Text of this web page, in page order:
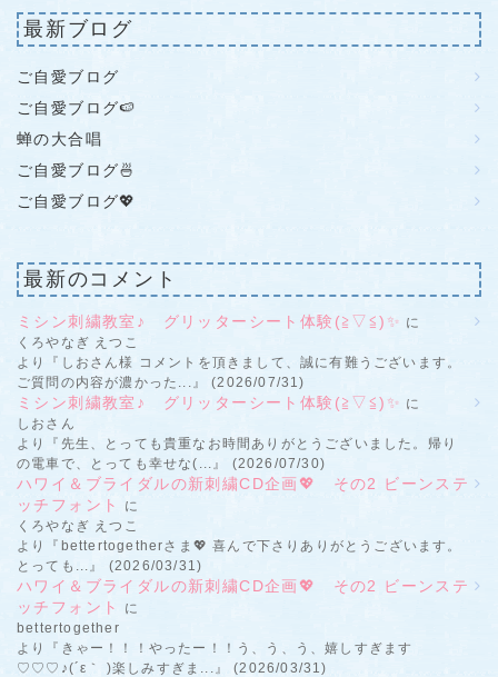
最新ブログ
ご自愛ブログ
ご自愛ブログ🍉
蝉の大合唱
ご自愛ブログ🍜
ご自愛ブログ💖
最新のコメント
ミシン刺繍教室♪ グリッターシート体験(≧▽≦)✨ に
くろやなぎ えつこ
より『しおさん様 コメントを頂きまして、誠に有難うございます。
ご質問の内容が濃かった...』 (2026/07/31)
ミシン刺繍教室♪ グリッターシート体験(≧▽≦)✨ に
しおさん
より『先生、とっても貴重なお時間ありがとうございました。帰り
の電車で、とっても幸せな(...』 (2026/07/30)
ハワイ＆ブライダルの新刺繍CD企画💖 その2 ビーンステ
ッチフォント
に
くろやなぎ えつこ
より『bettertogetherさま💖 喜んで下さりありがとうございます。
とっても...』 (2026/03/31)
ハワイ＆ブライダルの新刺繍CD企画💖 その2 ビーンステ
ッチフォント
に
bettertogether
より『きゃー！！！やったー！！う、う、う、嬉しすぎます
♡♡♡♪(´ε｀ )楽しみすぎま...』 (2026/03/31)